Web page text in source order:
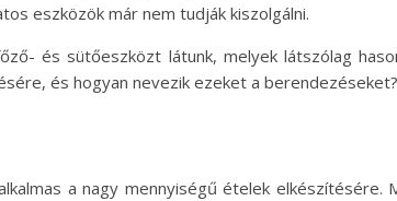
eszközök már nem tudják kiszolgálni.
és sütőeszközt látunk, melyek látszólag
és hogyan nevezik ezeket a berendezéseket?
a nagy mennyiségű ételek